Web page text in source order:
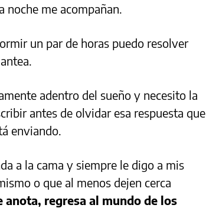
noche me acompañan.
un par de horas puedo resolver
adentro del sueño y necesito la
antes de olvidar esa respuesta que
enviando.
a la cama y siempre le digo a mis
o que al menos dejen cerca
anota, regresa al mundo de los